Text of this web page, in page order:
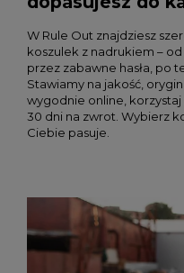
W Rule Out znajdziesz
koszulek z nadrukiem –
przez zabawne hasła, po
Stawiamy na jakość,
wygodnie online,
30 dni na zwrot. Wybierz
Ciebie pasuje.